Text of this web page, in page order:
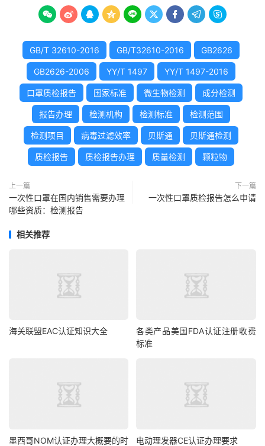
        
GB/T 32610-2016 GB/T32610-2016 GB2626
GB2626-2006 YY/T 1497 YY/T 1497-2016
口罩质检报告 国家标准 微生物检测 成分检测
报告办理 检测机构 检测标准 检测范围
检测项目 病毒过滤效率 贝斯通 贝斯通检测
质检报告 质检报告办理 质量检测 颗粒物
上一篇
一次性口罩在国内销售需要办理
哪些资质：检测报告
下一篇
一次性口罩质检报告怎么申请
相关推荐
海关联盟EAC认证知识大全
各类产品美国FDA认证注册收费
标准
墨西哥NOM认证办理大概要的时
电动理发器CE认证办理要求